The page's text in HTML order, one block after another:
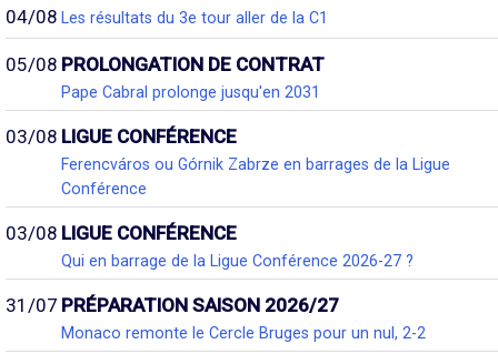
04/08
Les résultats du 3e tour aller de la C1
05/08 PROLONGATION DE CONTRAT
Pape Cabral prolonge jusqu'en 2031
03/08 LIGUE CONFÉRENCE
Ferencváros ou Górnik Zabrze en barrages de la Ligue
Conférence
03/08 LIGUE CONFÉRENCE
Qui en barrage de la Ligue Conférence 2026-27 ?
31/07 PRÉPARATION SAISON 2026/27
Monaco remonte le Cercle Bruges pour un nul, 2-2